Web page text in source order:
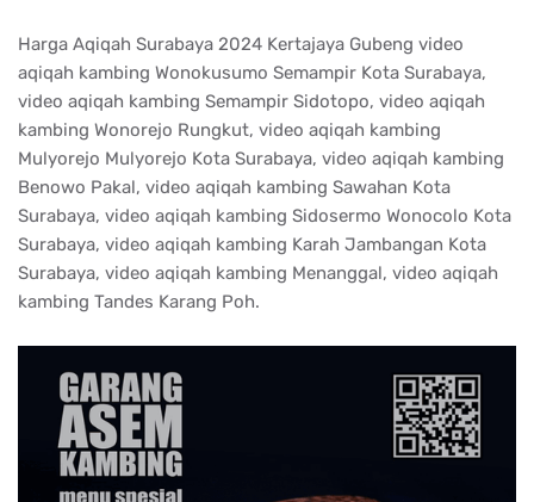
Harga Aqiqah Surabaya 2024 Kertajaya Gubeng video
aqiqah kambing Wonokusumo Semampir Kota Surabaya,
video aqiqah kambing Semampir Sidotopo, video aqiqah
kambing Wonorejo Rungkut, video aqiqah kambing
Mulyorejo Mulyorejo Kota Surabaya, video aqiqah kambing
Benowo Pakal, video aqiqah kambing Sawahan Kota
Surabaya, video aqiqah kambing Sidosermo Wonocolo Kota
Surabaya, video aqiqah kambing Karah Jambangan Kota
Surabaya, video aqiqah kambing Menanggal, video aqiqah
kambing Tandes Karang Poh.